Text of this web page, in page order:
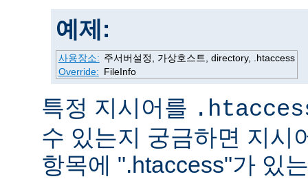
예제:
사용장소: 주서버설정, 가상호스트, directory, .htaccess
Override: FileInfo
특정 지시어를
수 있는지 궁금하면 지시
항목에 ".htaccess"가 있